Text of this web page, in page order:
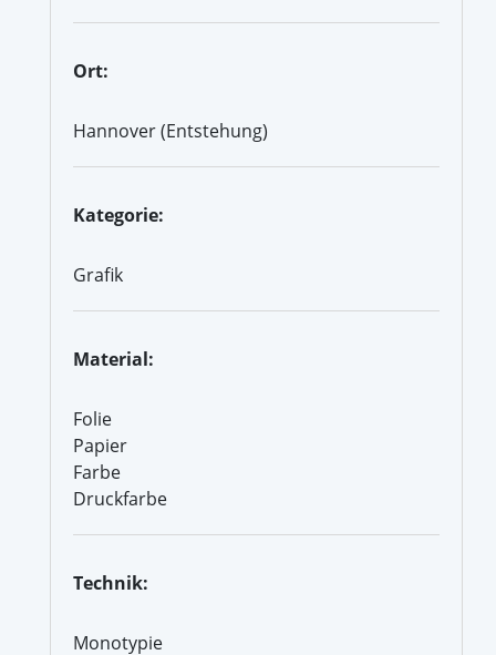
Ort:
Hannover (Entstehung)
Kategorie:
Grafik
Material:
Folie
Papier
Farbe
Druckfarbe
Technik:
Monotypie